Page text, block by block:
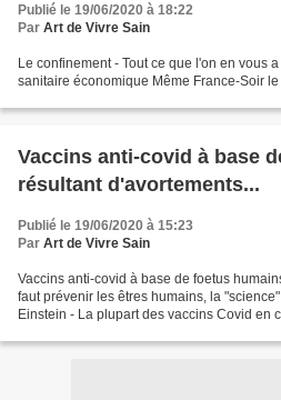
Publié le 19/06/2020 à 18:22
Par Art de Vivre Sain
Le confinement - Tout ce que l'on en vous
sanitaire économique Même France-Soir le
Vaccins anti-covid à base
résultant d'avortements...
Publié le 19/06/2020 à 15:23
Par Art de Vivre Sain
Vaccins anti-covid à base de foetus
faut prévenir les êtres humains, la
Einstein - La plupart des vaccins Covid en